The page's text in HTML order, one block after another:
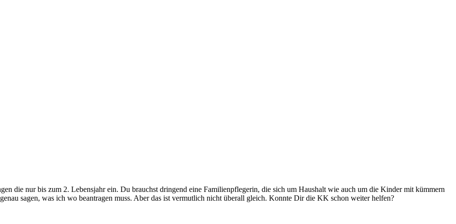
die nur bis zum 2. Lebensjahr ein. Du brauchst dringend eine Familienpflegerin, die sich um Haushalt wie auch um die Kinder mit kümmern
sagen, was ich wo beantragen muss. Aber das ist vermutlich nicht überall gleich. Konnte Dir die KK schon weiter helfen?